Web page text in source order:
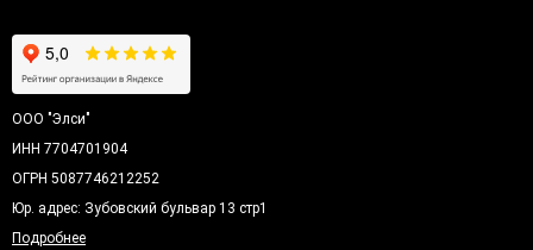
ООО "Элси"
ИНН 7704701904
ОГРН 5087746212252
Юр. адрес: Зубовский бульвар 13 стр1
Подробнее